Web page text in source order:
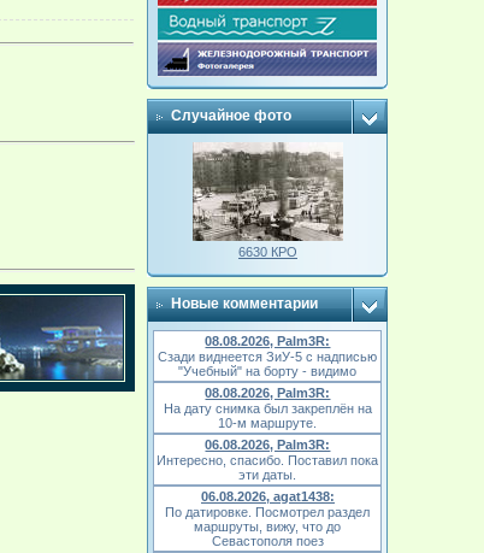
Случайное фото
6630 КРО
Новые комментарии
08.08.2026, Palm3R:
Сзади виднеется ЗиУ-5 с надписью
"Учебный" на борту - видимо
08.08.2026, Palm3R:
На дату снимка был закреплён на
10-м маршруте.
06.08.2026, Palm3R:
Интересно, спасибо. Поставил пока
эти даты.
06.08.2026, agat1438:
По датировке. Посмотрел раздел
маршруты, вижу, что до
Севастополя поез